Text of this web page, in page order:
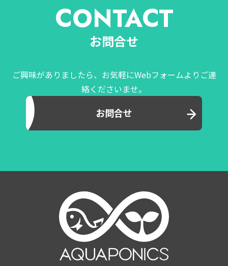
CONTACT
お問合せ
ご興味がありましたら、お気軽にWebフォームよりご連
絡くださいませ。
お問合せ